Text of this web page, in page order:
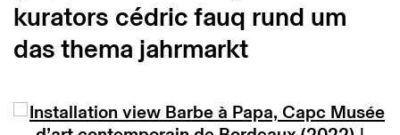
kurators cédric fauq rund um
das thema jahrmarkt
Open a larger version of the following image in